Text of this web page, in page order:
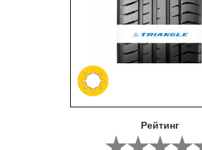
Рейтинг